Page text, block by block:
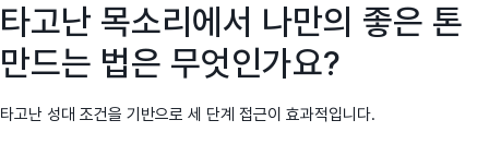
타고난 목소리에서 나만의 좋은 톤
만드는 법은 무엇인가요?
타고난 성대 조건을 기반으로 세 단계 접근이 효과적입니다.